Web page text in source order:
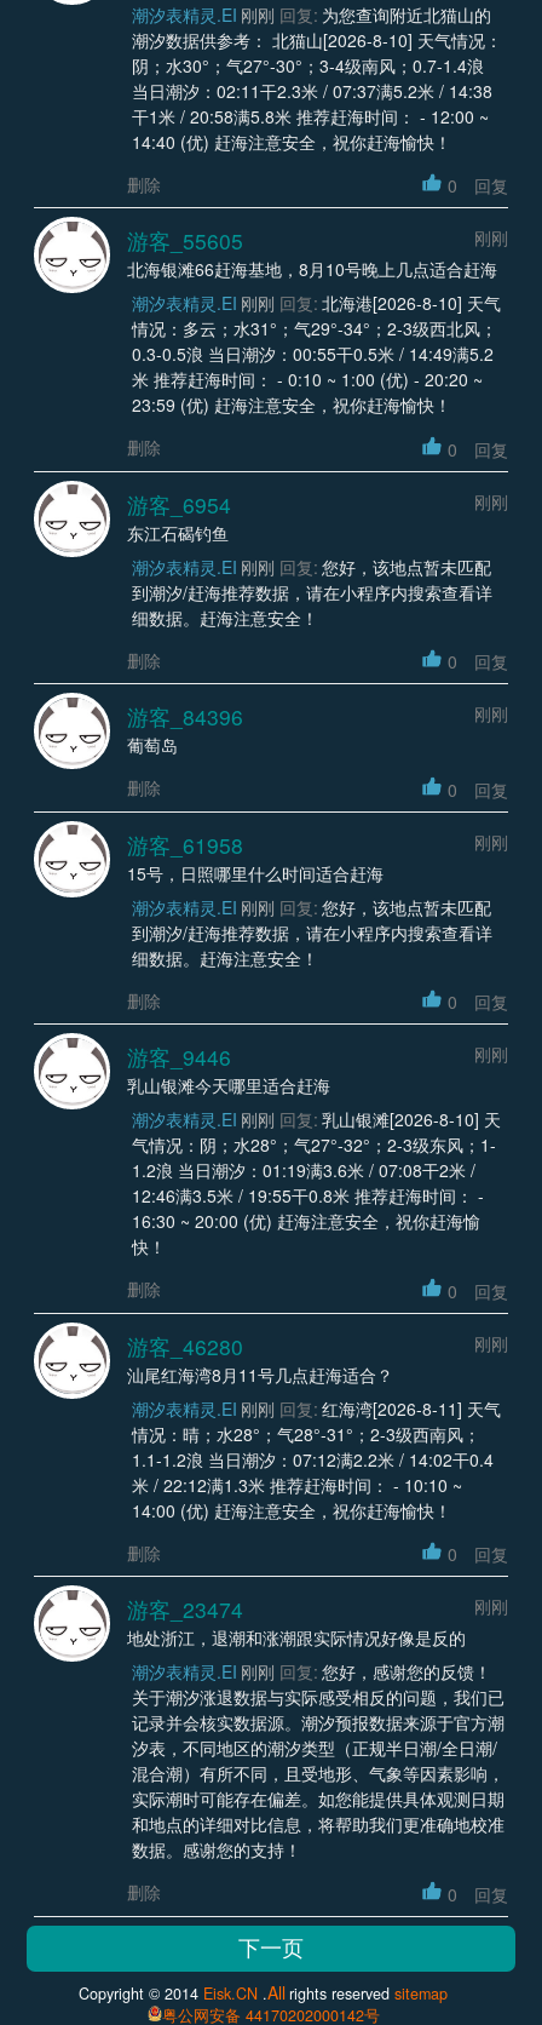
潮汐表精灵.EI 刚刚 回复: 为您查询附近北猫山的
潮汐数据供参考： 北猫山[2026-8-10] 天气情况：
阴；水30°；气27°-30°；3-4级南风；0.7-1.4浪
当日潮汐：02:11干2.3米 / 07:37满5.2米 / 14:38
干1米 / 20:58满5.8米 推荐赶海时间： - 12:00 ~
14:40 (优) 赶海注意安全，祝你赶海愉快！
删除
0 回复
游客_55605
刚刚
北海银滩66赶海基地，8月10号晚上几点适合赶海
潮汐表精灵.EI 刚刚 回复: 北海港[2026-8-10] 天气
情况：多云；水31°；气29°-34°；2-3级西北风；
0.3-0.5浪 当日潮汐：00:55干0.5米 / 14:49满5.2
米 推荐赶海时间： - 0:10 ~ 1:00 (优) - 20:20 ~
23:59 (优) 赶海注意安全，祝你赶海愉快！
删除
0 回复
游客_6954
刚刚
东江石碣钓鱼
潮汐表精灵.EI 刚刚 回复: 您好，该地点暂未匹配
到潮汐/赶海推荐数据，请在小程序内搜索查看详
细数据。赶海注意安全！
删除
0 回复
游客_84396
刚刚
葡萄岛
删除
0 回复
游客_61958
刚刚
15号，日照哪里什么时间适合赶海
潮汐表精灵.EI 刚刚 回复: 您好，该地点暂未匹配
到潮汐/赶海推荐数据，请在小程序内搜索查看详
细数据。赶海注意安全！
删除
0 回复
游客_9446
刚刚
乳山银滩今天哪里适合赶海
潮汐表精灵.EI 刚刚 回复: 乳山银滩[2026-8-10] 天
气情况：阴；水28°；气27°-32°；2-3级东风；1-
1.2浪 当日潮汐：01:19满3.6米 / 07:08干2米 /
12:46满3.5米 / 19:55干0.8米 推荐赶海时间： -
16:30 ~ 20:00 (优) 赶海注意安全，祝你赶海愉
快！
删除
0 回复
游客_46280
刚刚
汕尾红海湾8月11号几点赶海适合？
潮汐表精灵.EI 刚刚 回复: 红海湾[2026-8-11] 天气
情况：晴；水28°；气28°-31°；2-3级西南风；
1.1-1.2浪 当日潮汐：07:12满2.2米 / 14:02干0.4
米 / 22:12满1.3米 推荐赶海时间： - 10:10 ~
14:00 (优) 赶海注意安全，祝你赶海愉快！
删除
0 回复
游客_23474
刚刚
地处浙江，退潮和涨潮跟实际情况好像是反的
潮汐表精灵.EI 刚刚 回复: 您好，感谢您的反馈！
关于潮汐涨退数据与实际感受相反的问题，我们已
记录并会核实数据源。潮汐预报数据来源于官方潮
汐表，不同地区的潮汐类型（正规半日潮/全日潮/
混合潮）有所不同，且受地形、气象等因素影响，
实际潮时可能存在偏差。如您能提供具体观测日期
和地点的详细对比信息，将帮助我们更准确地校准
数据。感谢您的支持！
删除
0 回复
Copyright © 2014 Eisk.CN .Allrights reservedsitemap
粤公网安备 44170202000142号